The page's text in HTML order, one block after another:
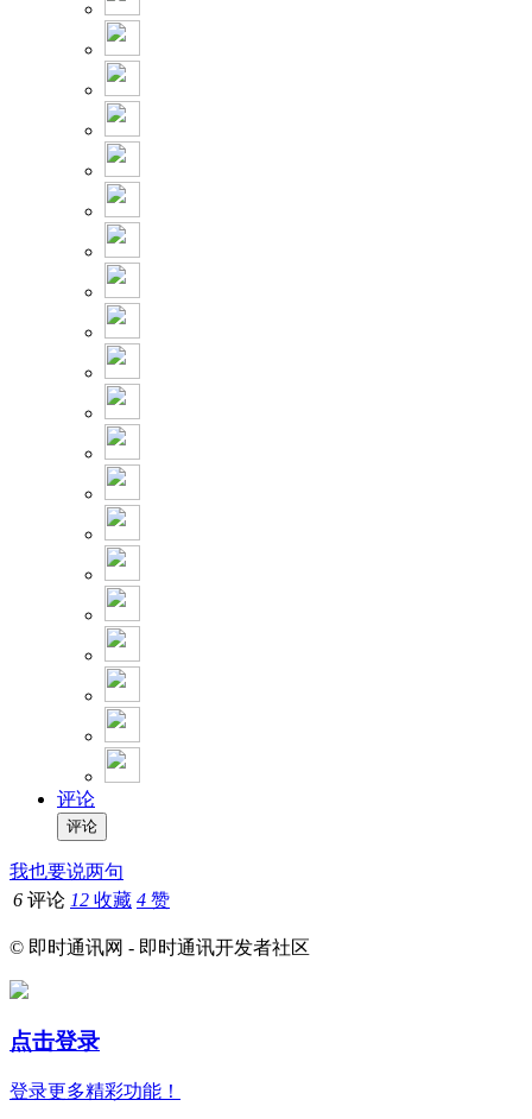
评论
我也要说两句
6 评论 12 收藏 4 赞
© 即时通讯网 - 即时通讯开发者社区
点击登录
登录更多精彩功能！